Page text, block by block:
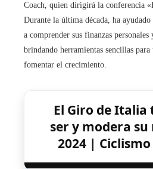
Coach, quien dirigirá la conferencia
Durante la última década, ha ayudado
a comprender sus finanzas personales
brindando herramientas sencillas
fomentar el crecimiento.
El Giro de
ser y modera
2024 |